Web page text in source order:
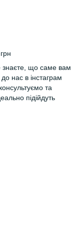
знаєте, що саме вам
нас в інстаграм
та
підійдуть